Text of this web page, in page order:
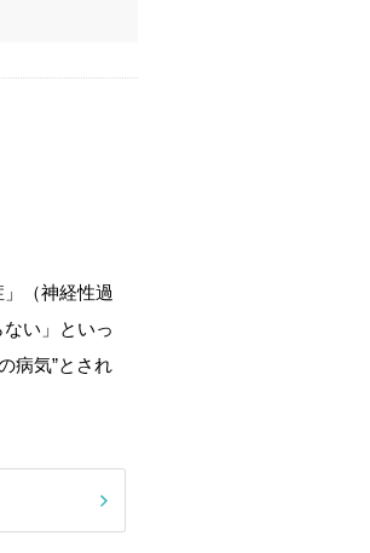
（神経性過
い」といっ
病気”とされ